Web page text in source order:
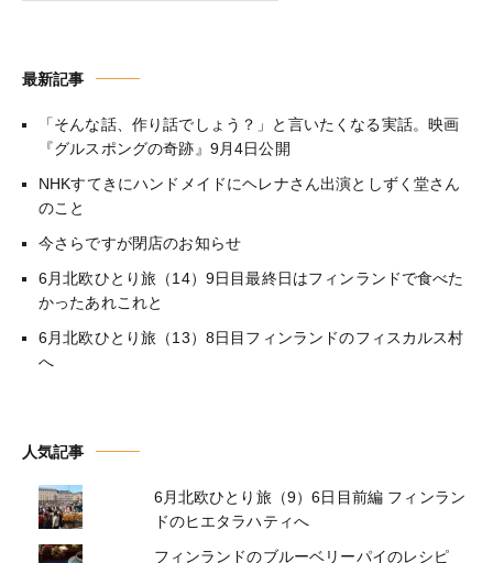
最新記事
「そんな話、作り話でしょう？」と言いたくなる実話。映画
『グルスポングの奇跡』9月4日公開
NHKすてきにハンドメイドにヘレナさん出演としずく堂さん
のこと
今さらですが閉店のお知らせ
6月北欧ひとり旅（14）9日目最終日はフィンランドで食べた
かったあれこれと
6月北欧ひとり旅（13）8日目フィンランドのフィスカルス村
へ
人気記事
6月北欧ひとり旅（9）6日目前編 フィンラン
ドのヒエタラハティへ
フィンランドのブルーベリーパイのレシピ